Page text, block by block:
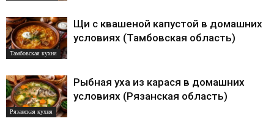
Тамбовская кухня
Щи с квашеной капустой в домашних
условиях (Тамбовская область)
Рязанская кухня
Рыбная уха из карася в домашних
условиях (Рязанская область)